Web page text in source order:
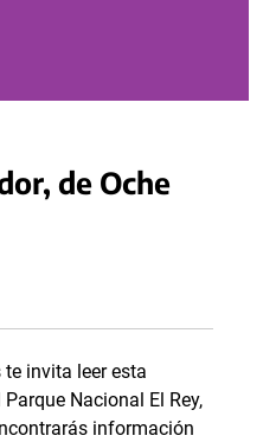
de Oche
invita leer esta
Nacional El Rey,
información